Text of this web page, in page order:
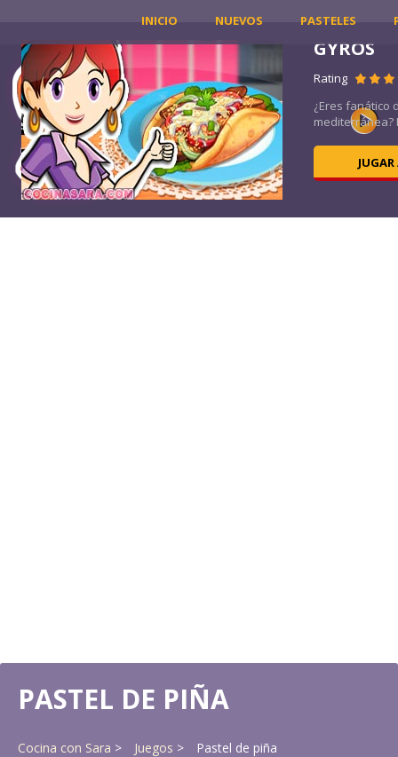
INICIO NUEVOS PASTELES
GYROS
Rating
¿Eres fanático
mediterránea?
PASTEL DE PIÑA
Cocina con Sara Juegos Pastel de piña